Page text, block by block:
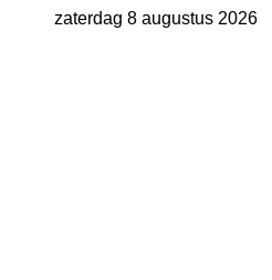
zaterdag 8 augustus 2026